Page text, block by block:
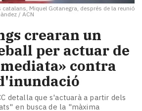
Miquel Gotanegra, després de la reunió
/ ACN
crearan un
per actuar de
contra
detalla que s'actuarà a partir dels
en busca de la "màxima